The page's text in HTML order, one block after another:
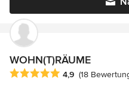
WOHN(T)RÄUME
Durchschnittliche
4,9 (18